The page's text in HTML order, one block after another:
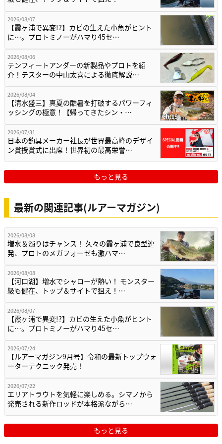
2026/08/07
【霞ヶ浦で異変!?】カビの生えた小魚がヒント
に…。プロトミノーがハマり45セ…
2026/08/06
テンフィートアンダーの新製品やプロトを紹
介！テスターの中山太喜による徹底解説…
2026/08/04
【清水盛三】真夏の酷暑を打破するパワーフィ
ッシングの極意！【帰ってきたシン・…
2026/07/31
日本の釣具メーカー社長が世界最高峰のデザイ
ン賞授賞式に出席！世界初の最高栄誉…
もっと見る
最新の関連記事(ルアーマガジン)
2026/08/08
増水＆濁りはチャンス！ 久々の霞ヶ浦で良型連
発、プロトのメガフォーゼも激ハマ…
2026/08/08
【河口湖】増水でシャローが熱い！ モンスター
級も健在、トップ＆サイトで狙え！…
2026/08/07
【霞ヶ浦で異変!?】カビの生えた小魚がヒント
に…。プロトミノーがハマり45セ…
2026/07/24
【ルアーマガジン9月号】令和の最新トップウォ
ーターテクニック発売！
2026/07/22
エリアトラウトを気軽に楽しめる。シマノから
発売される新作ロッドが本格派ながら…
もっと見る